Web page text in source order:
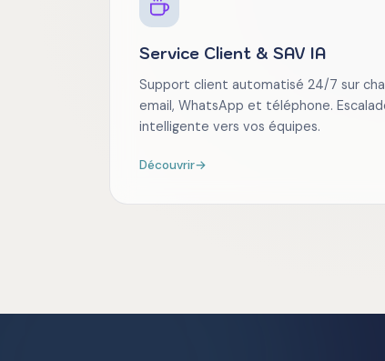
Service Client & SAV IA
Support client automatisé 24/7 sur
email, WhatsApp et téléphone.
intelligente vers vos équipes.
Découvrir→